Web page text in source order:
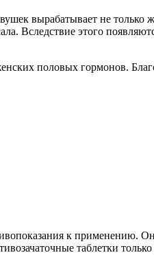
вырабатывает не
Вследствие этого
половых гормонов.
к применению.
таблетки только